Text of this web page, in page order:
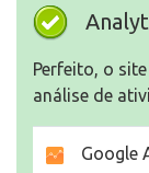
Perfeito, o
análise de
Google